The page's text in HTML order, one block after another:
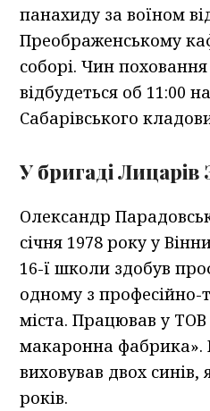
панахиду за воїном
Преображенському
соборі. Чин
відбудеться об 11:00
Сабарівського
У бригаді
Олександр
січня 1978 року у
16-ї школи здобув
одному з
міста. Працював у ТОВ
макаронна фабрика».
виховував двох синів,
років.